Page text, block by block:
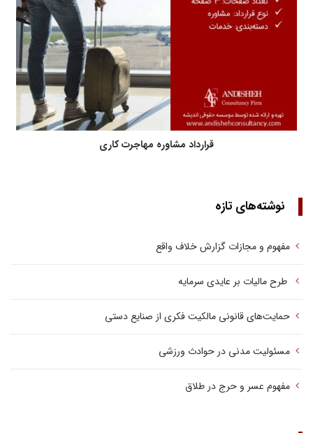
قرارداد مشاوره مهاجرت کاری
نوشته‌های تازه
مفهوم و مجازات گزارش خلاف واقع
طرح مالیات بر عایدی سرمایه
حمایت‌های قانونی مالکیت فکری از صنایع دستی
مسئولیت مدنی در حوادث ورزشی
مفهوم عسر و حرج در طلاق